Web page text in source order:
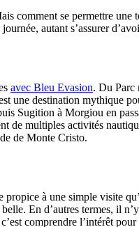
comment se permettre une
autant s’assurer
avec Bleu Evasion. Du Parc
une destination mythique
Sugition à Morgiou en
multiples activités
de Monte Cristo.
à une simple visite
En d’autres termes, il
comprendre l’intérêt